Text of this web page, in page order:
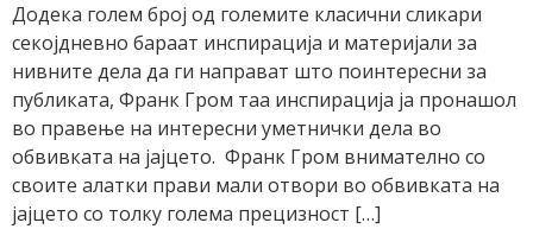
Додека голем број од големите класични сликари
секојдневно бараат инспирација и материјали за
нивните дела да ги направат што поинтересни за
публиката, Франк Гром таа инспирација ја пронашол
во правење на интересни уметнички дела во
обвивката на јајцето. Франк Гром внимателно со
своите алатки прави мали отвори во обвивката на
јајцето со толку голема прецизност […]